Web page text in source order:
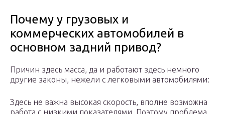
Почему у грузовых и
коммерческих автомобилей в
основном задний привод?
Причин здесь масса, да и работают здесь немного
другие законы, нежели с легковыми автомобилями:
Здесь не важна высокая скорость, вполне возможна
работа с низкими показателями. Поэтому проблема